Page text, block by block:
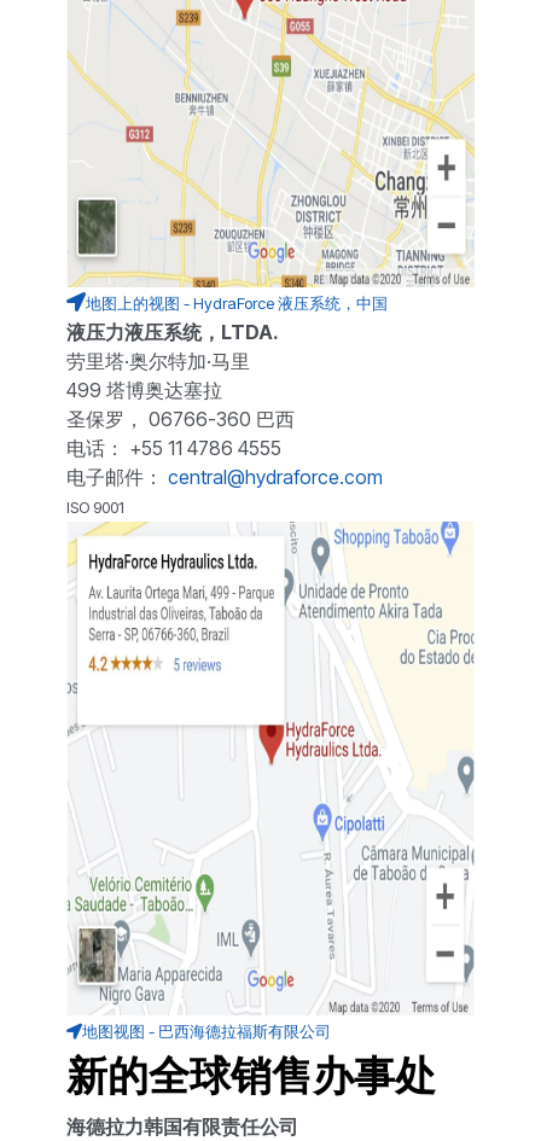
地图上的视图 - HydraForce 液压系统，中国
液压力液压系统，LTDA.
劳里塔·奥尔特加·马里
499 塔博奥达塞拉
圣保罗， 06766-360 巴西
电话： +55 11 4786 4555
电子邮件： central@hydraforce.com
ISO 9001
地图视图 - 巴西海德拉福斯有限公司
新的全球销售办事处
海德拉力韩国有限责任公司